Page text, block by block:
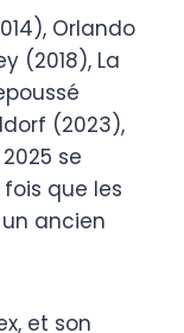
Orlando
(2018), La
(2023),
se
que les
ancien